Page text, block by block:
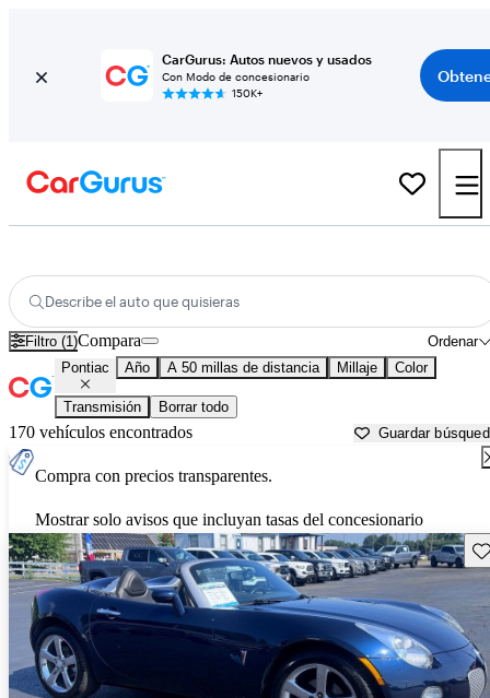
CarGurus: Autos nuevos y usados
Con Modo de concesionario
150K+
Describe el auto que quisieras
Filtro (1) Ordenar
Compara
Pontiac Año A 50 millas de distancia Millaje Color
Transmisión Borrar todo
170 vehículos encontrados Guardar
Compra con precios transparentes.
Mostrar solo avisos que incluyan tasas del concesionario